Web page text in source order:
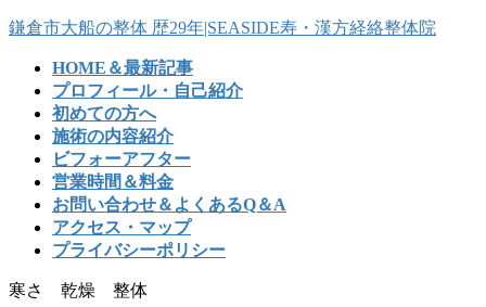
コ
ナ
鎌倉市大船の整体 歴29年|SEASIDE寿・漢方経絡整体院
HOME＆最新記事
プロフィール・自己紹介
初めての方へ
施術の内容紹介
ビフォーアフター
営業時間＆料金
お問い合わせ＆よくあるQ＆A
アクセス・マップ
プライバシーポリシー
寒さ 乾燥 整体